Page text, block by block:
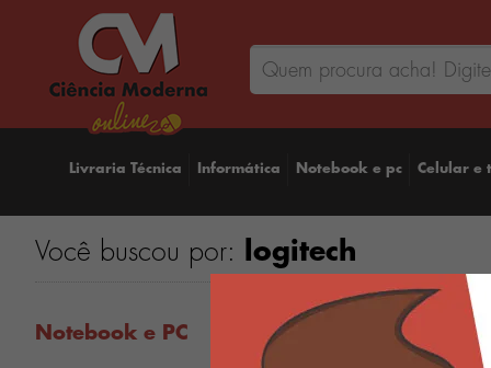
Livraria Técnica Informática Notebook e pc Celular e
Você buscou por: logitech
Notebook e PC